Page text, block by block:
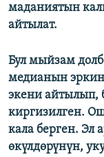
маданиятын
айтылат.
Бул мыйзам
медианын эркин
экени айтылып,
киргизилген.
кала берген.
өкүлдөрүнүн,